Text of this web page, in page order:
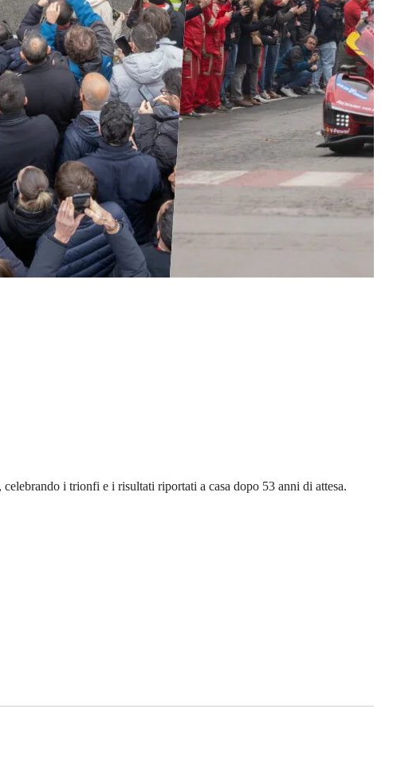
i trionfi e i risultati riportati a casa dopo 53 anni di attesa.